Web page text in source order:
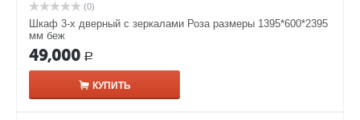
(0)
Шкаф 3-х дверный с зеркалами Роза размеры 1395*600*2395
мм беж
49,000 Р
КУПИТЬ